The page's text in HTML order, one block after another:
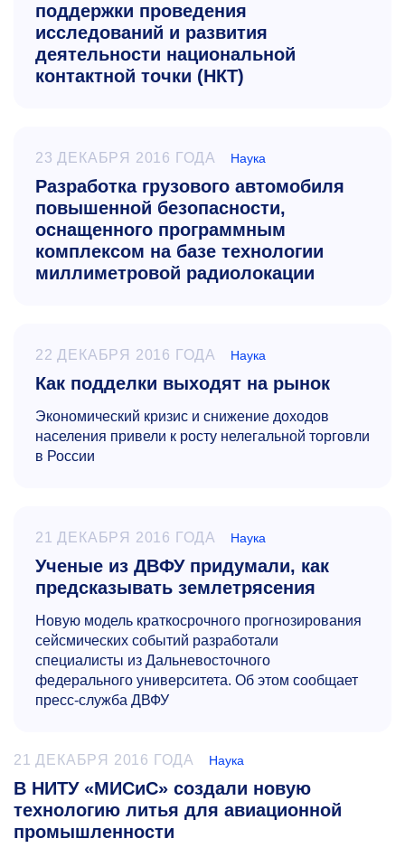
поддержки проведения
исследований и развития
деятельности национальной
контактной точки (НКТ)
23 ДЕКАБРЯ 2016 ГОДА Наука
Разработка грузового автомобиля
повышенной безопасности,
оснащенного программным
комплексом на базе технологии
миллиметровой радиолокации
22 ДЕКАБРЯ 2016 ГОДА Наука
Как подделки выходят на рынок
Экономический кризис и снижение доходов
населения привели к росту нелегальной торговли
в России
21 ДЕКАБРЯ 2016 ГОДА Наука
Ученые из ДВФУ придумали, как
предсказывать землетрясения
Новую модель краткосрочного прогнозирования
сейсмических событий разработали
специалисты из Дальневосточного
федерального университета. Об этом сообщает
пресс-служба ДВФУ
21 ДЕКАБРЯ 2016 ГОДА Наука
В НИТУ «МИСиС» создали новую
технологию литья для авиационной
промышленности